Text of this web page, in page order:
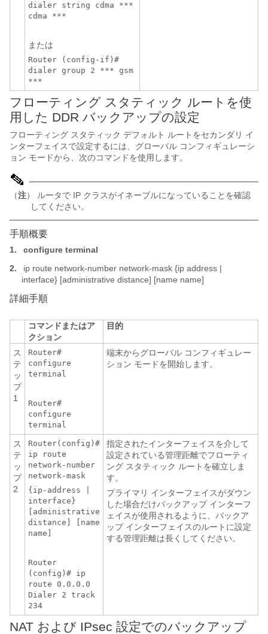
dialer string cdma ***
cdma ***
または
Router (config-if)#
dialer group 2 *** gsm
***
フローティング スタティック ルートを使
用した DDR バックアップの設定
フローティング スタティック デフォルト ルートをセカンダリ イ
ンターフェイスで設定するには、グローバル コンフィギュレーシ
ョン モードから、次のコマンドを使用します。
（注） ルータで IP クラスがイネーブルになっていることを確認
してください。
手順概要
1.
configure terminal
2.
ip route network-number network-mask {ip address |
interface} [administrative distance] [name name]
詳細手順
コマンドまたはア
クション
目的
ス
テ
ッ
プ
1
Router#
configure
terminal
Router#
configure
terminal
端末からグローバル コンフィギュレー
ション モードを開始します。
ス
テ
ッ
プ
2
Router(config)#
ip route
network-number
network-mask
{ip-address |
interface}
[administrative
distance] [name
name]
Router
(config)# ip
route 0.0.0.0
Dialer 2 track
234
指定されたインターフェイスを介して
設定されている管理距離でフローティ
ング スタティック ルートを確立しま
す。
プライマリ インターフェイスがダウン
した場合だけバックアップ インターフ
ェイスが使用されるように、バックア
ップ インターフェイスのルートに設定
する管理距離は長くしてください。
NAT および IPsec 設定でのバックアップ